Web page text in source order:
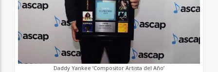
Daddy Yankee ‘Compositor Artista del Año’